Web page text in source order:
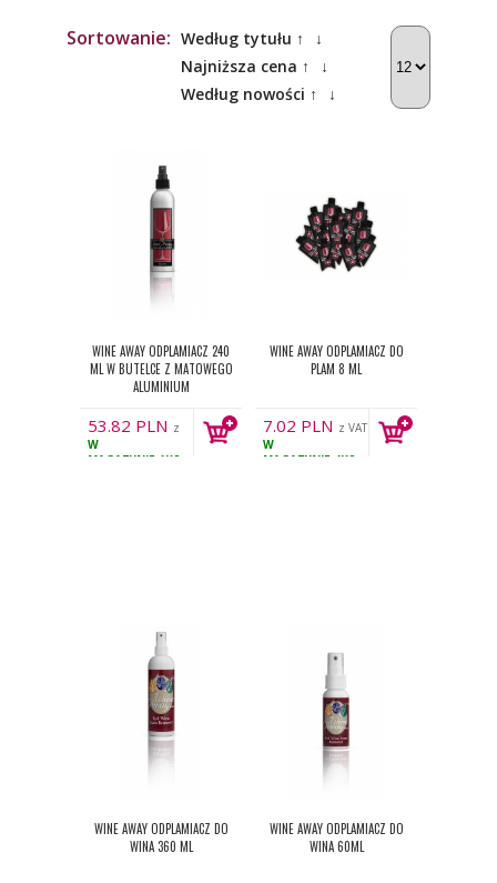
Sortowanie: Według tytułu ↑
↓
Najniższa cena ↑
↓
Według nowości ↑
↓
WINE AWAY ODPLAMIACZ 240
ML W BUTELCE Z MATOWEGO
ALUMINIUM
53.82 PLN z
VAT
W
MAGAZYNIE 1KS
WINE AWAY ODPLAMIACZ DO
PLAM 8 ML
7.02 PLN z VAT
W
MAGAZYNIE 4KS
WINE AWAY ODPLAMIACZ DO
WINA 360 ML
WINE AWAY ODPLAMIACZ DO
WINA 60ML